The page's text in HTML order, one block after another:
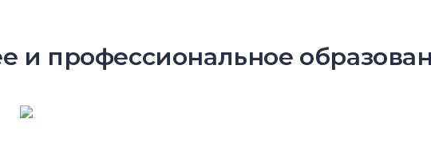
и профессиональное